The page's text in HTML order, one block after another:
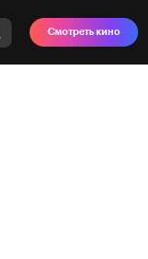
Смотреть кино